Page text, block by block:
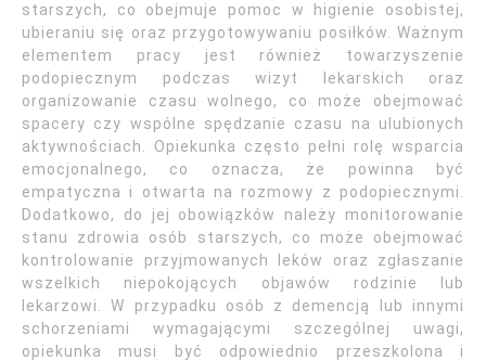
starszych, co obejmuje pomoc w higienie osobistej,
ubieraniu się oraz przygotowywaniu posiłków. Ważnym
elementem pracy jest również towarzyszenie
podopiecznym podczas wizyt lekarskich oraz
organizowanie czasu wolnego, co może obejmować
spacery czy wspólne spędzanie czasu na ulubionych
aktywnościach. Opiekunka często pełni rolę wsparcia
emocjonalnego, co oznacza, że powinna być
empatyczna i otwarta na rozmowy z podopiecznymi.
Dodatkowo, do jej obowiązków należy monitorowanie
stanu zdrowia osób starszych, co może obejmować
kontrolowanie przyjmowanych leków oraz zgłaszanie
wszelkich niepokojących objawów rodzinie lub
lekarzowi. W przypadku osób z demencją lub innymi
schorzeniami wymagającymi szczególnej uwagi,
opiekunka musi być odpowiednio przeszkolona i